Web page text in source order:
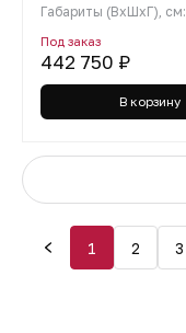
Габариты (ВхШхГ), см:
Под заказ
442 750 ₽
В корзину
1 2 3